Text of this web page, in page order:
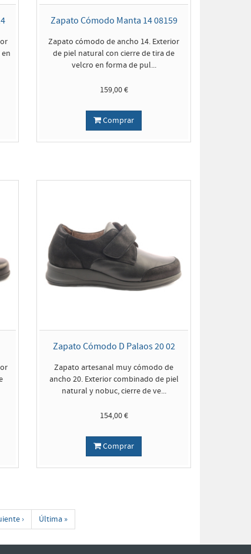
Zapato Cómodo Manta 14 08159
Zapato cómodo de ancho 14. Exterior
de piel natural con cierre de tira de
velcro en forma de pul...
159,00 €
Comprar
Zapato Cómodo D Palaos 20 02
Zapato artesanal muy cómodo de
ancho 20. Exterior combinado de piel
natural y nobuc, cierre de ve...
154,00 €
Comprar
› Última »